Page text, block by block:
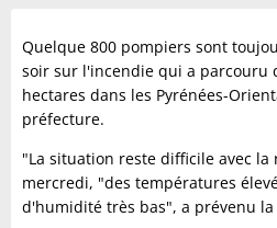
Quelque 800 pompiers sont
soir sur l'incendie qui a parcouru
hectares dans les Pyrénées-
préfecture.
"La situation reste difficile avec
mercredi, "des températures
d'humidité très bas", a prévenu